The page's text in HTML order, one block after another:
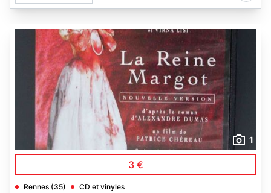
1
3 €
Rennes (35) CD et vinyles